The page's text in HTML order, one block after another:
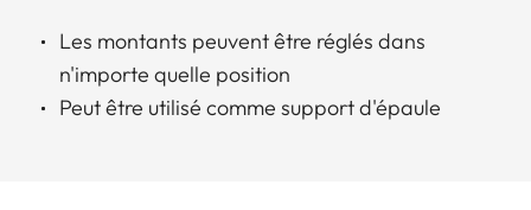
Les montants peuvent être réglés dans
n'importe quelle position
Peut être utilisé comme support d'épaule